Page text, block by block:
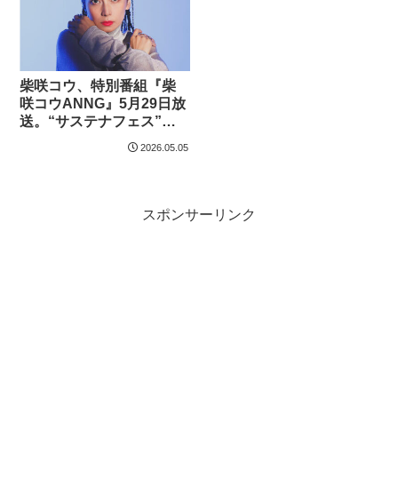
柴咲コウ、特別番組『柴
咲コウANNG』5月29日放
送。“サステナフェス”の
模様も！「フェスの空気
感も含めて届けられた
2026.05.05
スポンサーリンク